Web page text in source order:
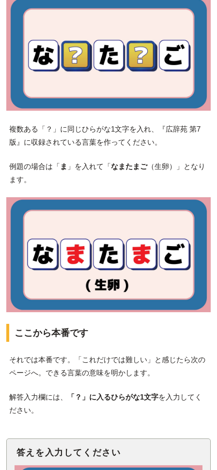
複数ある「？」に同じひらがな1文字を入れ、『広辞苑 第7
版』に収録されている言葉を作ってください。
例題の場合は「 ま 」を入れて「なまたまご（生卵）」となり
ます。
ここから本番です
それでは本番です。「これだけでは難しい」と感じたら次の
ページへ。できる言葉の意味を明かします。
解答入力欄には、 「？」に入るひらがな1文字を入力してく
ださい。
答えを入力してください